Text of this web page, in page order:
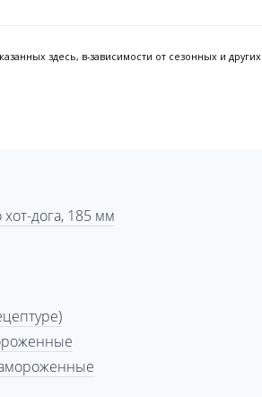
здесь, в-зависимости от сезонных и других
хот-дога, 185 мм